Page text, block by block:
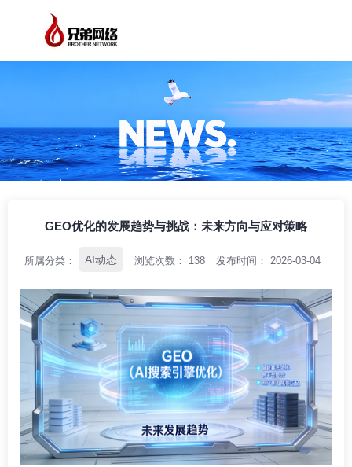
GEO优化的发展趋势与挑战：未来方向与应对策略
所属分类： AI动态 浏览次数： 138 发布时间： 2026-03-04